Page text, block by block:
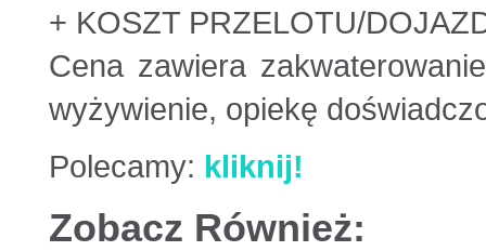
+ KOSZT PRZELOTU/
Cena zawiera
wyżywienie, opiekę
Polecamy: kliknij!
Zobacz Również: